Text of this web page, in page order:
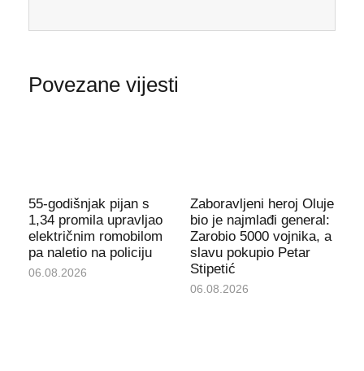
Povezane vijesti
55-godišnjak pijan s
1,34 promila upravljao
električnim romobilom
pa naletio na policiju
06.08.2026
Zaboravljeni heroj Oluje
bio je najmlađi general:
Zarobio 5000 vojnika, a
slavu pokupio Petar
Stipetić
06.08.2026